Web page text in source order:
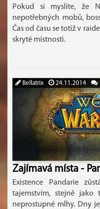
Pokud si myslíte, že
nepotřebných mobů,
Čas od času se totiž v
skryté místnosti.
Bellatrix 24.11.2014
Zajímavá místa -
Existence Pandarie
tajemstvím, stejně jako
neprostupné mlhy. Dny